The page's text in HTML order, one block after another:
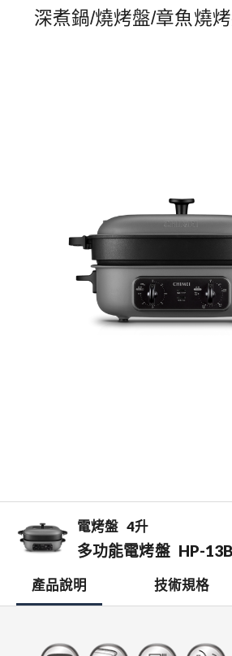
深煮鍋/燒烤盤/章魚燒
電烤盤 4升
多功能電烤盤 HP-
產品說明 技術規格